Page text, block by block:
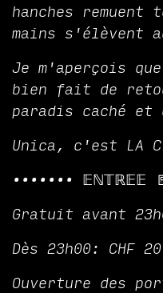
hanches remuent
mains s'élèvent
Je m'aperçois
bien fait de
paradis caché et
Unica, c'est LA
••••••• 𝔼ℕ𝕋ℝ𝔼𝔼
Gratuit avant
Dès 23h00: CHF
Ouverture des